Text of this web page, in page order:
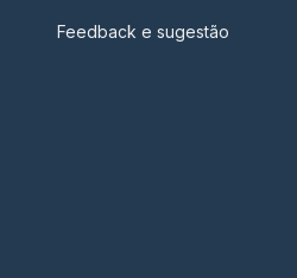
Feedback e sugestão